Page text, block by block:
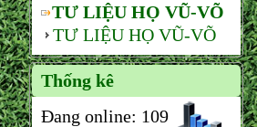
TƯ LIỆU HỌ VŨ-VÕ
TƯ LIỆU HỌ VŨ-VÕ
Thống kê
Đang online: 109